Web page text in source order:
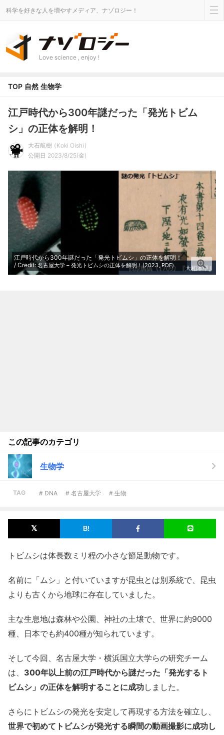
科学を好きな人を増やすメディア、ナゾロジー！
Love science , enjoy !
TOP 自然 生物学
江戸時代から300年謎だった「発光トビム
シ」の正体を解明！
大石航樹
Koki Oishi
公開日 2023/8/25(金)
江戸時代から300年謎だった「発光トビムシ」の正体を解明！
/ Credit:名古屋大学 – 発光トビムシの正体を解明！(2023, PDF)
この記事のカテゴリ
生物学
TAG # DNA # 名古屋大学 # 生物
トビムシは体長数ミリ程の小さな節足動物です。
名前に「ムシ」と付いていますが昆虫とは別系統で、昆虫
よりも古くから地球に存在していました。
主な生息地は森林や公園、神社の土壌で、世界に約9000
種、日本でも約400種が知られています。
そして今回、名古屋大学・横浜国立大学らの研究チーム
は、 300年以上前の江戸時代から謎だった「発光するト
ビムシ」の正体を解明することに成功しました。
さらにトビムシの発光を安定して再現する方法を確立し、
世界で初めてトビムシが発光する瞬間の動画撮影に成功し